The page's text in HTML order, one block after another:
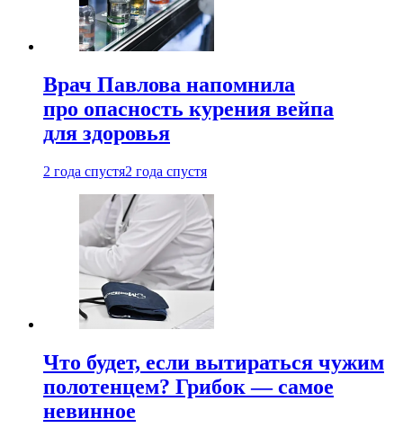
Врач Павлова напомнила
про опасность курения вейпа
для здоровья
2 года спустя2 года спустя
Что будет, если вытираться чужим
полотенцем? Грибок — самое
невинное